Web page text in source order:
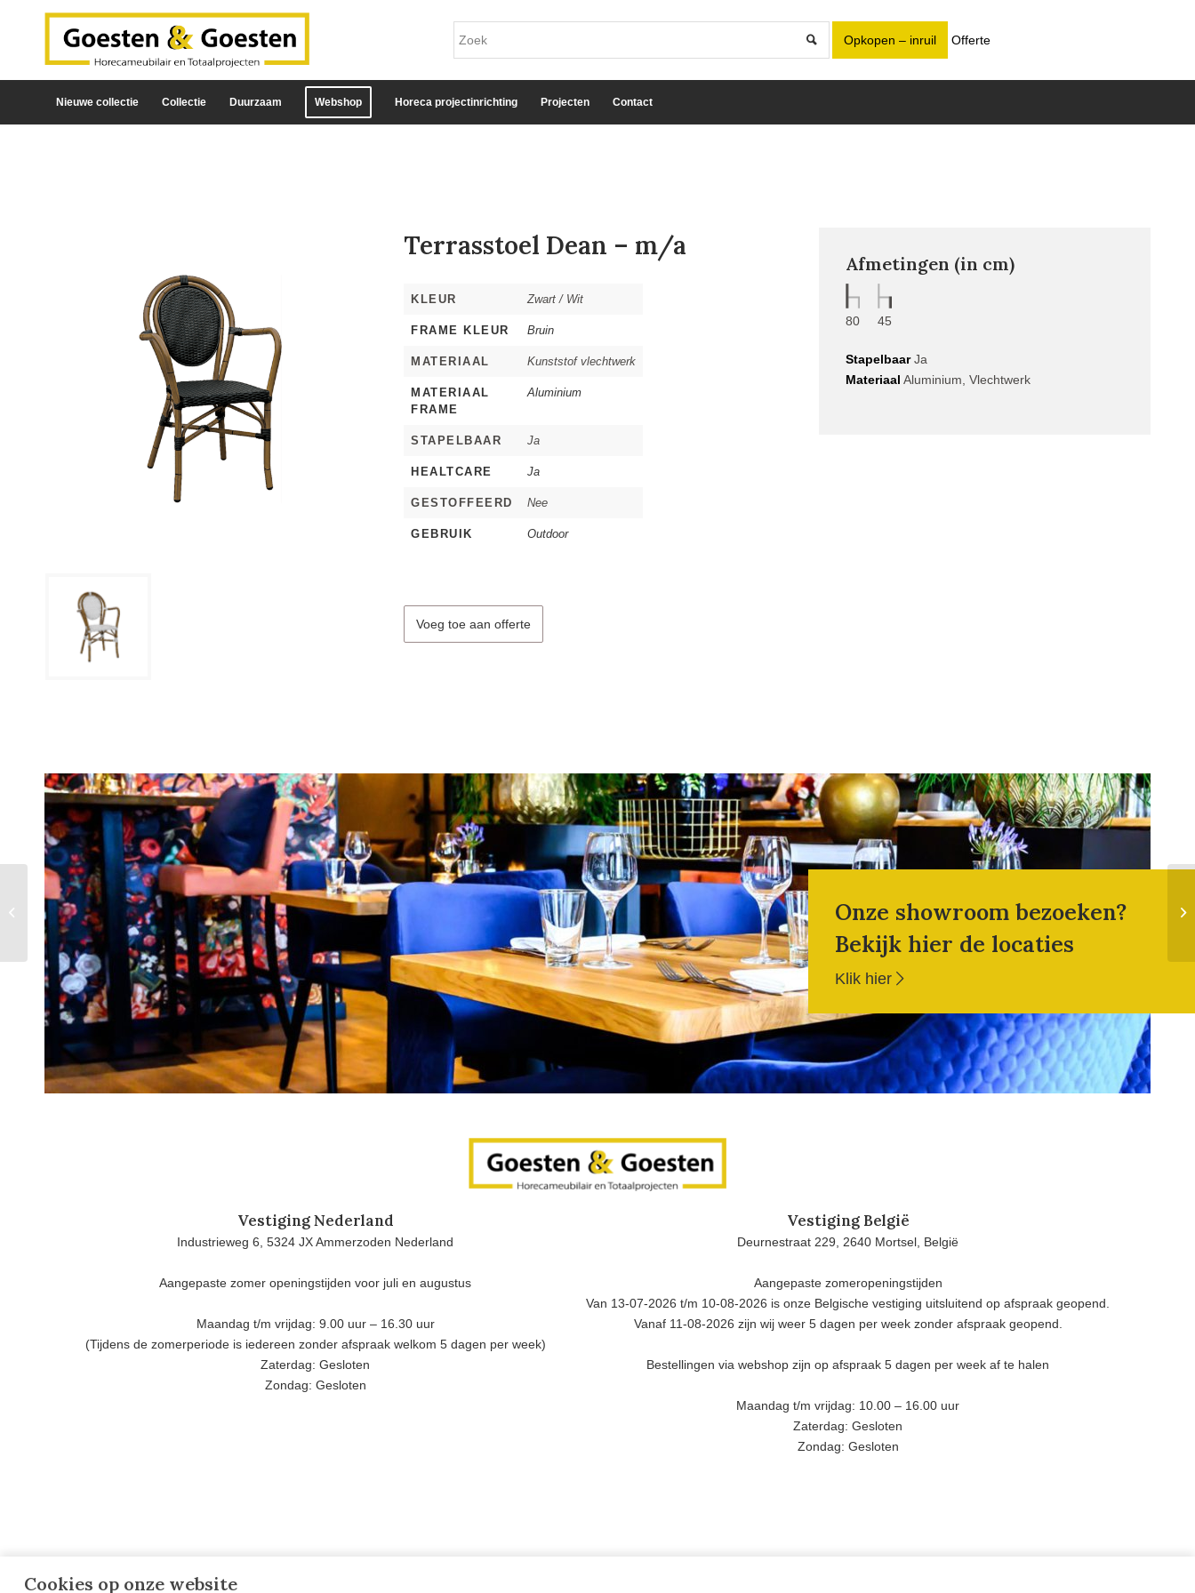
Cookies op onze website
Opkopen – inruil Offerte
Nieuwe collectie Collectie Duurzaam Webshop Horeca projectinrichting Projecten Contact
Terrasstoel Dean – m/a
KLEUR Zwart / Wit
FRAME KLEUR Bruin
MATERIAAL Kunststof vlechtwerk
MATERIAAL
FRAME
Aluminium
STAPELBAAR Ja
HEALTCARE Ja
GESTOFFEERD Nee
GEBRUIK Outdoor
Voeg toe aan offerte
Afmetingen (in cm)
80 45
StapelbaarJa
Materiaal Aluminium, Vlechtwerk
Onze showroom bezoeken?
Bekijk hier de locaties
Klik hier
Vestiging Nederland
Industrieweg 6, 5324 JX Ammerzoden Nederland
Aangepaste zomer openingstijden voor juli en augustus
Maandag t/m vrijdag: 9.00 uur – 16.30 uur
(Tijdens de zomerperiode is iedereen zonder afspraak welkom 5 dagen per week)
Zaterdag: Gesloten
Zondag: Gesloten
Vestiging België
Deurnestraat 229, 2640 Mortsel, België
Aangepaste zomeropeningstijden
Van 13-07-2026 t/m 10-08-2026 is onze Belgische vestiging uitsluitend op afspraak geopend.
Vanaf 11-08-2026 zijn wij weer 5 dagen per week zonder afspraak geopend.
Bestellingen via webshop zijn op afspraak 5 dagen per week af te halen
Maandag t/m vrijdag: 10.00 – 16.00 uur
Zaterdag: Gesloten
Zondag: Gesloten
Terrasstoel Dean – z/a